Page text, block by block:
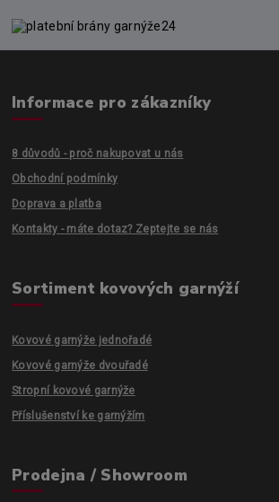
Informace pro zákazníky
8 důvodů - proč nakupovat u nás
Obchodní podmínky
Doprava a platba
Kontakty - máte dotaz? Zeptejte se nás
Sortiment kovových garnýží
Kovové garnýže jednořadé
Kovové garnýže dvouřadé
Stropní kovové garnýže
Příslušenství ke garnýžím
Prodejna / Showroom